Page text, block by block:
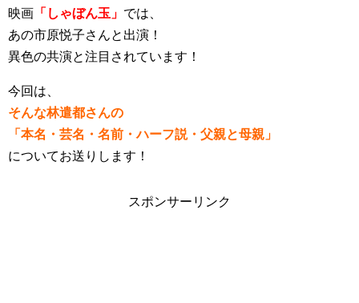
映画 「しゃぼん玉」 では、
あの市原悦子さんと出演！
異色の共演と注目されています！
今回は、
そんな林遣都さんの
「本名・芸名・名前・ハーフ説・父親と母親」
についてお送りします！
スポンサーリンク